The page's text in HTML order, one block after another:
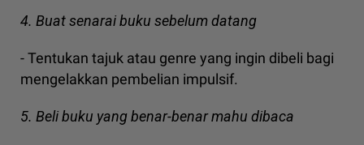
4. Buat senarai buku sebelum datang
- Tentukan tajuk atau genre yang ingin dibeli bagi
mengelakkan pembelian impulsif.
5. Beli buku yang benar-benar mahu dibaca